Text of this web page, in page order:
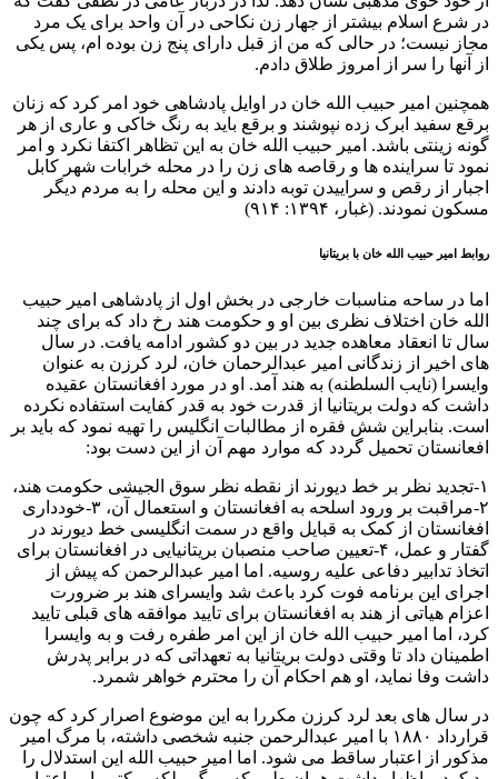
در شرع اسلام بیشتر از جهار زن نکاحی در آن واحد برای یک مرد
مجاز نیست؛ در حالی که من از قبل دارای پنج زن بوده ام، پس یکی
از آنها را سر از امروز طلاق دادم.
همچنین امیر حبیب الله خان در اوایل پادشاهی خود امر کرد که زنان
برقع سفید ابرک زده نپوشند و برقع باید به رنگ خاکی و عاری از هر
گونه زینتی باشد. امیر حبیب الله خان به این تظاهر اکتفا نکرد و امر
نمود تا سراینده ها و رقاصه های زن را در محله خرابات شهر کابل
اجبار از رقص و سراییدن توبه دادند و این محله را به مردم دیگر
مسکون نمودند. (غبار، ۱۳۹۴: ۹۱۴)
روابط امیر حبیب الله خان با بریتانیا
اما در ساحه مناسبات خارجی در بخش اول از پادشاهی امیر حبیب
الله خان اختلاف نظری بین او و حکومت هند رخ داد که برای چند
سال تا انعقاد معاهده جدید در بین دو کشور ادامه یافت. در سال
های اخیر از زندگانی امیر عبدالرحمان خان، لرد کرزن به عنوان
وایسرا (نایب السلطنه) به هند آمد. او در مورد افغانستان عقیده
داشت که دولت بریتانیا از قدرت خود به قدر کفایت استفاده نکرده
است. بنابراین شش فقره از مطالبات انگلیس را تهیه نمود که باید بر
افعانستان تحمیل گردد که موارد مهم آن از این دست بود:
۱-تجدید نظر بر خط دیورند از نقطه نظر سوق الجیشی حکومت هند،
۲-مراقبت بر ورود اسلحه به افغانستان و استعمال آن، ۳-خودداری
افغانستان از کمک به قبایل واقع در سمت انگلیسی خط دیورند در
گفتار و عمل، ۴-تعیین صاحب منصبان بریتانیایی در افغانستان برای
اتخاذ تدابیر دفاعی علیه روسیه. اما امیر عبدالرحمن که پیش از
اجرای این برنامه فوت کرد باعث شد وایسرای هند بر ضرورت
اعزام هیاتی از هند به افغانستان برای تایید موافقه های قبلی تایید
کرد، اما امیر حبیب الله خان از این امر طفره رفت و به وایسرا
اطمینان داد تا وقتی دولت بریتانیا به تعهداتی که در برابر پدرش
داشت وفا نماید، او هم احکام آن را محترم خواهر شمرد.
در سال های بعد لرد کرزن مکررا به این موضوع اصرار کرد که چون
قرارداد ۱۸۸۰ با امیر عبدالرحمن جنبه شخصی داشته، با مرگ امیر
مذکور از اعتبار ساقط می شود. اما امیر حبیب الله این استدلال را